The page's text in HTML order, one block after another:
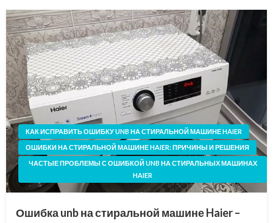
КАК ИСПРАВИТЬ ОШИБКУ UNB НА СТИРАЛЬНОЙ МАШИНЕ HAIER
ОШИБКИ НА СТИРАЛЬНОЙ МАШИНЕ HAIER: ПРИЧИНЫ И РЕШЕНИЯ
ЧАСТЫЕ ПРОБЛЕМЫ С ОШИБКОЙ UNB НА СТИРАЛЬНЫХ МАШИНАХ
HAIER
Ошибка unb на стиральной машине Haier –